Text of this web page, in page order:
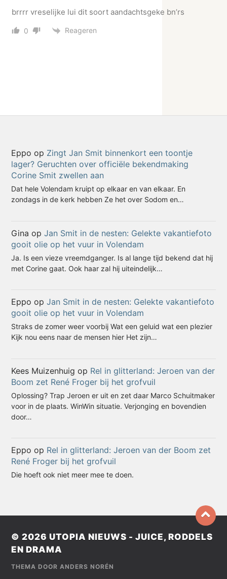
brrrr vreselijke lui dit soort aandachtsgeke bn’rs
0 Reageren
Eppo op Zingt Jan Smit binnenkort een toontje
lager? Geruchten over officiële bekendmaking
Corine Smit zwellen aan
Dat hele Volendam kruipt op elkaar en van elkaar. En
zondags in de kerk hebben Ze het over Sodom en…
Gina opJan Smit in de nesten: Gelekte vakantiefoto
gooit olie op het vuur in Volendam
Ja. Is een vieze vreemdganger. Is al lange tijd bekend dat hij
met Corine gaat. Ook haar zal hij uiteindelijk…
Eppo opJan Smit in de nesten: Gelekte vakantiefoto
gooit olie op het vuur in Volendam
Straks de zomer weer voorbij Wat een geluid wat een plezier
Kijk nou eens naar de mensen hier Het zijn…
Kees Muizenhuig op Rel in glitterland: Jeroen van der
Boom zet René Froger bij het grofvuil
Oplossing? Trap Jeroen er uit en zet daar Marco Schuitmaker
voor in de plaats. WinWin situatie. Verjonging en bovendien
door…
Eppo op Rel in glitterland: Jeroen van der Boom zet
René Froger bij het grofvuil
Die hoeft ook niet meer mee te doen.
© 2026UTOPIA NIEUWS - JUICE, RODDELS
EN DRAMA
THEMA DOORANDERS NORÉN